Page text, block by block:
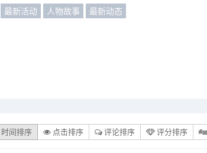
最新活动 人物故事
最新动态
时间排序 点击排序 评论排序 评分排序